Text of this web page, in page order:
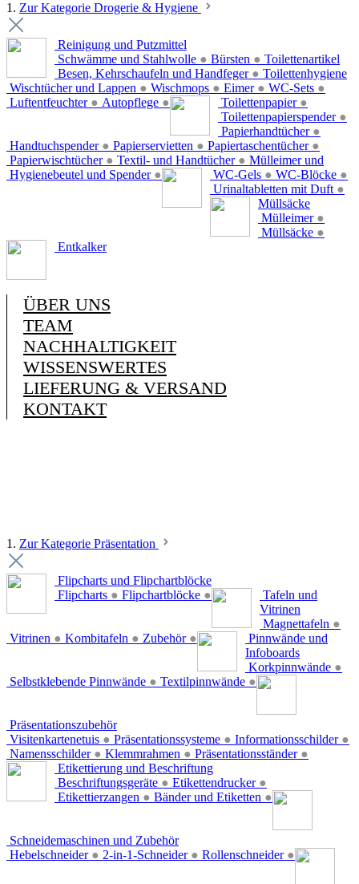
1. Zur Kategorie Drogerie & Hygiene
Reinigung und Putzmittel
Schwämme und Stahlwolle ● Bürsten ●
Besen, Kehrschaufeln und Handfeger ●
Wischtücher und Lappen ● Wischmops ● Eimer ● WC-Sets ●
Luftentfeuchter ● Autopflege ●
Toilettenartikel
Toilettenpapier ●
Toilettenpapierspender ●
Papierhandtücher ●
Handtuchspender ● Papierservietten ● Papiertaschentücher ●
Papierwischtücher ● Textil- und Handtücher ●
Hygienebeutel und Spender ●
Toilettenhygiene
WC-Gels ● WC-Blöcke ●
Urinaltabletten mit Duft ●
Mülleimer und
Müllsäcke
Mülleimer ●
Müllsäcke ●
Entkalker
ÜBER UNS
TEAM
NACHHALTIGKEIT
WISSENSWERTES
LIEFERUNG & VERSAND
KONTAKT
1. Zur Kategorie Präsentation
Flipcharts und Flipchartblöcke
Flipcharts ● Flipchartblöcke ●
Tafeln und
Vitrinen
Magnettafeln ●
Vitrinen ● Kombitafeln ● Zubehör ●
Pinnwände und
Infoboards
Korkpinnwände ●
Selbstklebende Pinnwände ● Textilpinnwände ●
Präsentationszubehör
Visitenkartenetuis ● Präsentationssysteme ● Informationsschilder ●
Namensschilder ● Klemmrahmen ● Präsentationsständer ●
Etikettierung und Beschriftung
Beschriftungsgeräte ● Etikettendrucker ●
Etikettierzangen ● Bänder und Etiketten ●
Schneidemaschinen und Zubehör
Hebelschneider ● 2-in-1-Schneider ● Rollenschneider ●